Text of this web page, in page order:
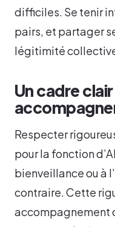
difficiles. Se tenir
pairs, et partager
légitimité
Un cadre
Respecter
pour la fonction
bienveillance ou à
contraire. Cette
accompagnement